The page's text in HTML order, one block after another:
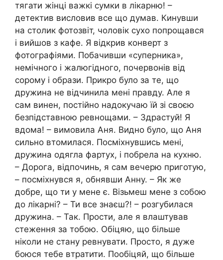
тягати жінці важкі сумки в лікарню! –
детектив висловив все що думав. Кинувши
на столик фотозвіт, чоловік сухо попрощався
і вийшов з кафе. Я відкрив конверт з
фотографіями. Побачивши «суперника»,
немічного і жалюгідного, почервонів від
сорому і образи. Прикро було за те, що
дружина не відчинила мені правду. Але я
сам винен, постійно надокучаю їй зі своєю
безпідставною ревнощами. – Здрастуй! Я
вдома! – вимовила Аня. Видно було, що Аня
сильно втомилася. Посміхнувшись мені,
дружина одягла фартух, і побрела на кухню.
– Дорога, відпочинь, я сам вечерю приготую,
– посміхнувся я, обнявши Анну. – Як же
добре, що ти y мене є. Візьмеш мене з собою
до лікарні? – Ти все знаєш?! – розгубилася
дружина. – Так. Прости, але я влаштував
стеження за тобою. Обіцяю, що більше
ніколи не стану ревнувати. Просто, я дуже
боюся тебе втратити. Пообіцяй, що більше